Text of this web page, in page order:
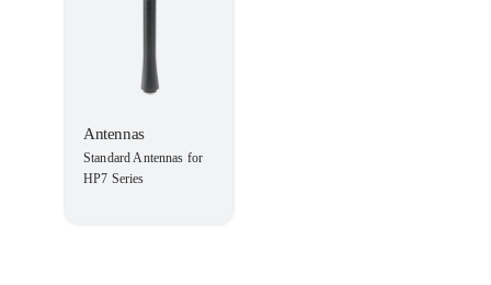
Antennas
Standard Antennas for
HP7 Series